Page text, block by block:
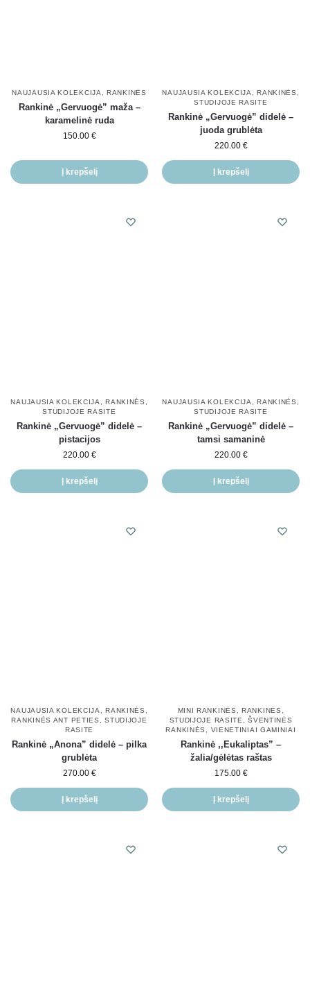
NAUJAUSIA KOLEKCIJA,RANKINĖS
Rankinė „Gervuogė” maža –
karamelinė ruda
150.00 €
Į krepšelį
NAUJAUSIA KOLEKCIJA,RANKINĖS ,
STUDIJOJE RASITE
Rankinė „Gervuogė” didelė –
juoda grublėta
220.00 €
Į krepšelį
NAUJAUSIA KOLEKCIJA ,RANKINĖS
STUDIJOJE RASITE
Rankinė „Gervuogė” didelė –
pistacijos
220.00 €
Į krepšelį
NAUJAUSIA KOLEKCIJA ,RANKINĖS
STUDIJOJE RASITE
Rankinė „Gervuogė” didelė –
tamsi samaninė
220.00 €
Į krepšelį
NAUJAUSIA KOLEKCIJA ,RANKINĖS
RANKINĖS ANT PETIES
,STUDIJOJE
RASITE
Rankinė „Anona” didelė – pilka
grublėta
270.00 €
Į krepšelį
MINI RANKINĖS ,RANKINĖS
STUDIJOJE RASITE
,ŠVENTINĖS
RANKINĖS
VIENETINIAI GAMINIAI
Rankinė ,,Eukaliptas” –
žalia/gėlėtas raštas
175.00 €
Į krepšelį